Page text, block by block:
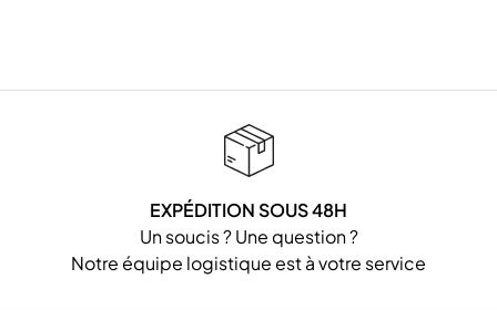
EXPÉDITION SOUS 48H
Un soucis ? Une question ?
Notre équipe logistique est à votre service